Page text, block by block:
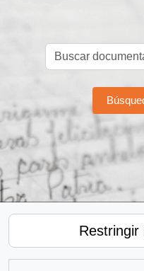
Restringir